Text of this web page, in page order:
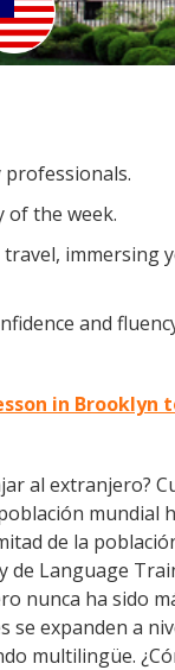
of the week.
immersing
and
in Brooklyn
al extranjero?
mundial
de la
de Language
nunca ha sido
expanden a
multilingüe.